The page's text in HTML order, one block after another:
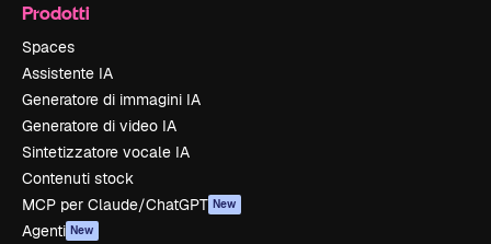
Prodotti
Spaces
Assistente IA
Generatore di immagini IA
Generatore di video IA
Sintetizzatore vocale IA
Contenuti stock
MCP per Claude/ChatGPT New
Agenti New